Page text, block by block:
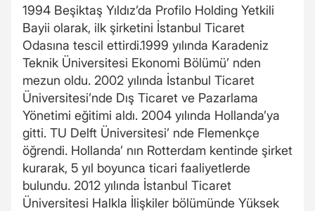
1994 Beşiktaş Yıldız’da Profilo Holding Yetkili
Bayii olarak, ilk şirketini İstanbul Ticaret
Odasına tescil ettirdi.1999 yılında Karadeniz
Teknik Üniversitesi Ekonomi Bölümü’ nden
mezun oldu. 2002 yılında İstanbul Ticaret
Üniversitesi’nde Dış Ticaret ve Pazarlama
Yönetimi eğitimi aldı. 2004 yılında Hollanda’ya
gitti. TU Delft Üniversitesi’ nde Flemenkçe
öğrendi. Hollanda’ nın Rotterdam kentinde şirket
kurarak, 5 yıl boyunca ticari faaliyetlerde
bulundu. 2012 yılında İstanbul Ticaret
Üniversitesi Halkla İlişkiler bölümünde Yüksek